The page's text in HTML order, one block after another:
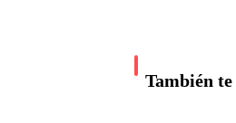
—Lo que importa
atreves a
Michael—.
estar en
También